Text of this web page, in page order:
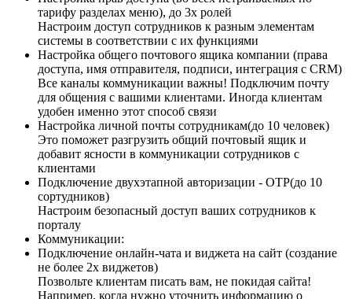
тарифу разделах меню), до 3х ролей
Настроим доступ сотрудников к разным элементам
системы в соответствии с их функциями
Настройка общего почтового ящика компании (права
доступа, имя отправителя, подписи, интеграция с CRM)
Все каналы коммуникации важны! Подключим почту
для общения с вашими клиентами. Иногда клиентам
удобен именно этот способ связи
Настройка личной почты сотрудникам(до 10 человек)
Это поможет разгрузить общий почтовый ящик и
добавит ясности в коммуникации сотрудников с
клиентами
Подключение двухэтапной авторизации - OTP(до 10
сортудников)
Настроим безопасный доступ ваших сотрудников к
порталу
Коммуникации:
Подключение онлайн-чата и виджета на сайт (создание
не более 2х виджетов)
Позвольте клиентам писать вам, не покидая сайта!
Например, когда нужно уточнить информацию о